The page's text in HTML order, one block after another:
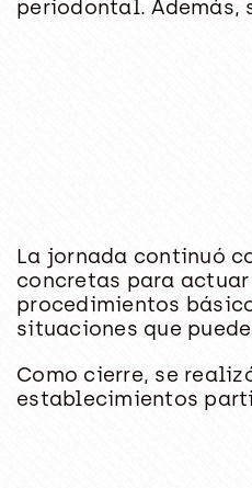
periodontal.
La jornada continuó
concretas para
procedimientos
situaciones que
Como cierre, se
establecimientos